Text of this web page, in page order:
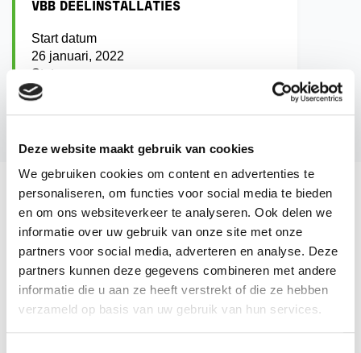
Deze website maakt gebruik van cookies
We gebruiken cookies om content en advertenties te
personaliseren, om functies voor social media te bieden
en om ons websiteverkeer te analyseren. Ook delen we
informatie over uw gebruik van onze site met onze
partners voor social media, adverteren en analyse. Deze
partners kunnen deze gegevens combineren met andere
informatie die u aan ze heeft verstrekt of die ze hebben
verzameld op basis van uw gebruik van hun services.
VBB DEELINSTALLATIES
Start datum
26 januari, 2022
Status
Gecertificeerd
Adres
Parallelweg 4
7102 DE
Winterswijk
Postadres
Parallelweg 4